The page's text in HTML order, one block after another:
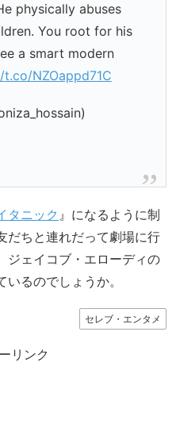
physically abuses
You root for his
a smart modern
NZOappd71C
タニック 』になるように制
だちと連れだって劇場に行
ジェイコブ・エローディの
るのでしょうか。
セレブ・エンタメ
リンク